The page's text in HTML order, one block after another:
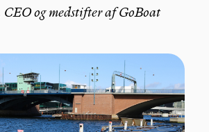
og medstifter af GoBoat